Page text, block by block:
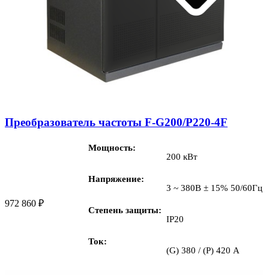
Преобразователь частоты F-G200/P220-4F
972 860 ₽
Мощность
200 кВт
Напряжение
3 ~ 380В ± 15% 50/60Гц
Степень защиты
IP20
Ток
(G) 380 / (P) 420 А